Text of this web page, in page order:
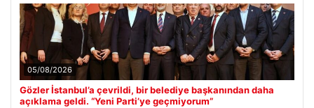
05/08/2026
Gözler İstanbul’a çevrildi, bir belediye başkanından daha
açıklama geldi. “Yeni Parti’ye geçmiyorum”